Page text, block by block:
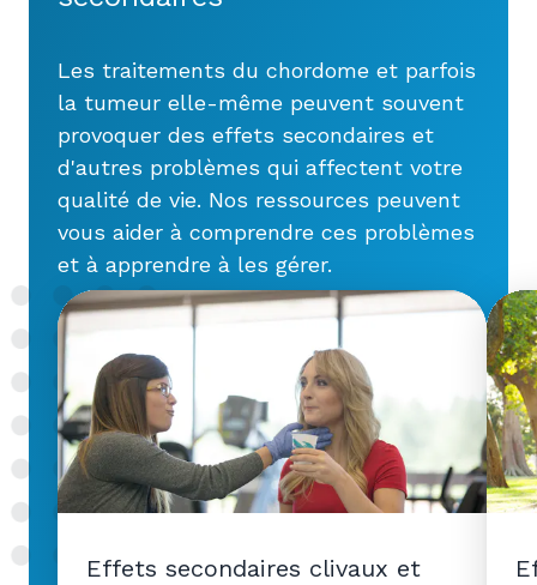
Les traitements du chordome et parfois
la tumeur elle-même peuvent souvent
provoquer des effets secondaires et
d'autres problèmes qui affectent votre
qualité de vie. Nos ressources peuvent
vous aider à comprendre ces problèmes
et à apprendre à les gérer.
Effets secondaires clivaux et